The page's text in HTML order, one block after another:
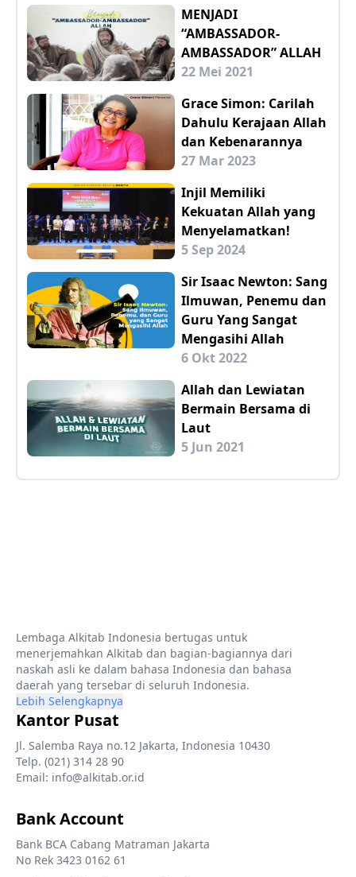
MENJADI
“AMBASSADOR-
AMBASSADOR” ALLAH
22 Mei 2021
Grace Simon: Carilah
Dahulu Kerajaan Allah
dan Kebenarannya
27 Mar 2023
Injil Memiliki
Kekuatan Allah yang
Menyelamatkan!
5 Sep 2024
Sir Isaac Newton: Sang
Ilmuwan, Penemu dan
Guru Yang Sangat
Mengasihi Allah
6 Okt 2022
Allah dan Lewiatan
Bermain Bersama di
Laut
5 Jun 2021
Lembaga Alkitab Indonesia bertugas untuk
menerjemahkan Alkitab dan bagian-bagiannya dari
naskah asli ke dalam bahasa Indonesia dan bahasa
daerah yang tersebar di seluruh Indonesia.
Lebih Selengkapnya
Kantor Pusat
Jl. Salemba Raya no.12 Jakarta, Indonesia 10430
Telp. (021) 314 28 90
Email: info@alkitab.or.id
Bank Account
Bank BCA Cabang Matraman Jakarta
No Rek 3423 0162 61